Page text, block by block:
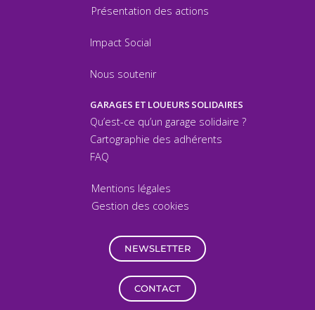
Présentation des actions
Impact Social
Nous soutenir
GARAGES ET LOUEURS SOLIDAIRES
Qu’est-ce qu’un garage solidaire ?
Cartographie des adhérents
FAQ
Mentions légales
Gestion des cookies
NEWSLETTER
CONTACT